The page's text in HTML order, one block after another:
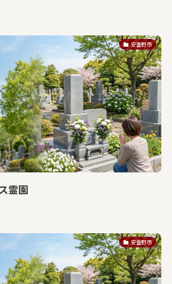
安曇野市
霊園
安曇野市